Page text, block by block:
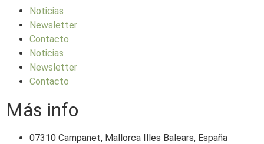
Noticias
Newsletter
Contacto
Noticias
Newsletter
Contacto
Más info
07310 Campanet, Mallorca Illes Balears, España